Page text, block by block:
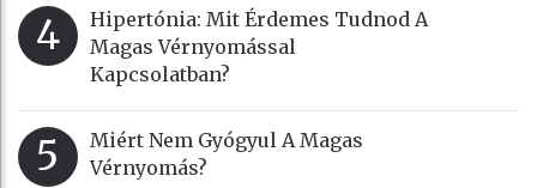
4
Hipertónia: Mit Érdemes Tudnod A
Magas Vérnyomással
Kapcsolatban?
5
Miért Nem Gyógyul A Magas
Vérnyomás?